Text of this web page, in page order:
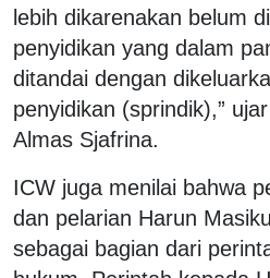
lebih dikarenakan belum
penyidikan yang dalam
ditandai dengan
penyidikan (sprindik),”
Almas Sjafrina.
ICW juga menilai bahwa
dan pelarian Harun
sebagai bagian dari